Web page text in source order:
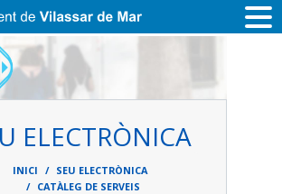
ELECTRÒNICA
d'ariadna
INICI
SEU ELECTRÒNICA
CATÀLEG DE SERVEIS